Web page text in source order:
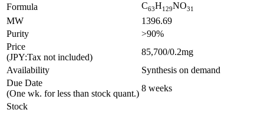
Formula
C63H129NO31
MW
1396.69
Purity
>90%
Price
(JPY:Tax not included)
85,700/0.2mg
Availability
Synthesis on demand
Due Date
(One wk. for less than stock quant.)
8 weeks
Stock